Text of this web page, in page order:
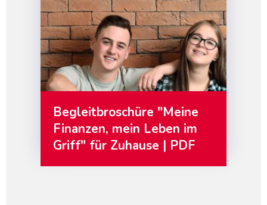
Begleitbroschüre "Meine
Finanzen, mein Leben im
Griff" für Zuhause | PDF